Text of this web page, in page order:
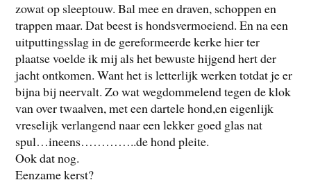
zowat op sleeptouw. Bal mee en draven, schoppen en
trappen maar. Dat beest is hondsvermoeiend. En na een
uitputtingsslag in de gereformeerde kerke hier ter
plaatse voelde ik mij als het bewuste hijgend hert der
jacht ontkomen. Want het is letterlijk werken totdat je er
bijna bij neervalt. Zo wat wegdommelend tegen de klok
van over twaalven, met een dartele hond,en eigenlijk
vreselijk verlangend naar een lekker goed glas nat
spul…ineens…………..de hond pleite.
Ook dat nog.
Eenzame kerst?